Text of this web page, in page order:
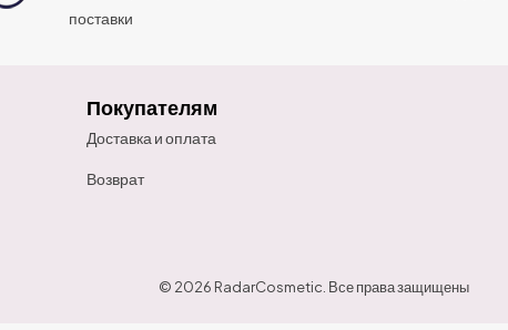
поставки
Покупателям
Доставка и оплата
Возврат
© 2026 RadarCosmetic. Все права защищены